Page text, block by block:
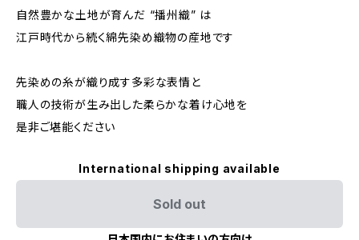
自然豊かな土地が育んだ “播州織” は
江戸時代から続く綿先染め織物の産地です
先染めの糸が織り成す多彩な表情と
職人の技術が生み出した柔らかな着け心地を
是非ご堪能ください
International shipping available
Sold out